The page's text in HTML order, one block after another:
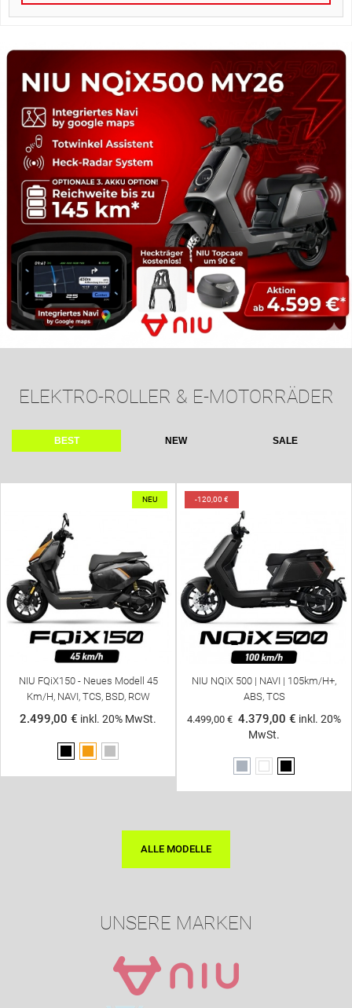
ELEKTRO-ROLLER & E-MOTORRÄDER
BEST NEW SALE
NEU
NIU FQiX150 - Neues Modell 45
Km/h, NAVI, TCS, BSD, RCW
2.499,00 € inkl. 20% MwSt.
-120,00 €
NIU NQiX 500 | NAVI | 105km/h+,
ABS, TCS
4.499,00 € 4.379,00 € inkl. 20%
MwSt.
ALLE MODELLE
UNSERE MARKEN